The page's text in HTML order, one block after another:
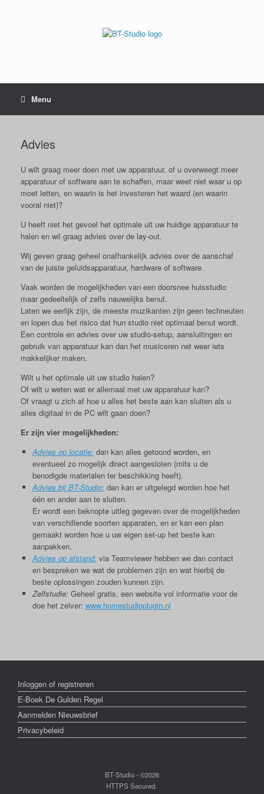
Menu
Advies
U wilt graag meer doen met uw apparatuur, of u overweegt meer
apparatuur of software aan te schaffen, maar weet niet waar u op
moet letten, en waarin is het investeren het waard (en waarin
vooral niet)?
U heeft niet het gevoel het optimale uit uw huidige apparatuur te
halen en wil graag advies over de lay-out.
Wij geven graag geheel onafhankelijk advies over de aanschaf
van de juiste geluidsapparatuur, hardware of software.
Vaak worden de mogelijkheden van een doorsnee huisstudio
maar gedeeltelijk of zelfs nauwelijks benut.
Laten we eerlijk zijn, de meeste muzikanten zijn geen techneuten
en lopen dus het risico dat hun studio niet optimaal benut wordt.
Een controle en advies over uw studio-setup, aansluitingen en
gebruik van apparatuur kan dan het musiceren net weer iets
makkelijker maken.
Wilt u het optimale uit uw studio halen?
Of wilt u weten wat er allemaal met uw apparatuur kan?
Of vraagt u zich af hoe u alles het beste aan kan sluiten als u
alles digitaal in de PC wilt gaan doen?
Er zijn vier mogelijkheden:
Advies op locatie:dan kan alles getoond worden, en
eventueel zo mogelijk direct aangesloten (mits u de
benodigde materialen ter beschikking heeft).
Advies bij BT-Studio:dan kan er uitgelegd worden hoe het
één en ander aan te sluiten.
Er wordt een beknopte uitleg gegeven over de mogelijkheden
van verschillende soorten apparaten, en er kan een plan
gemaakt worden hoe u uw eigen set-up het beste kan
aanpakken.
Advies op afstand:via Teamviewer hebben we dan contact
en bespreken we wat de problemen zijn en wat hierbij de
beste oplossingen zouden kunnen zijn.
Zelfstudie: Geheel gratis, een website vol informatie voor de
doe het zelver: www.homestudioplugin.nl
Inloggen of registreren
E-Boek De Gulden Regel
Aanmelden Nieuwsbrief
Privacybeleid
BT-Studio - ©2026
HTTPS Secured.